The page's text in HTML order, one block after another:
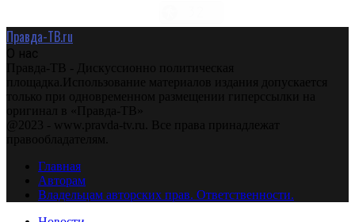
Правда-ТВ.ru
О нас
Правда-ТВ - Дискуссионно политическая
площадка.Использование материалов издания допускается
только при одновременном размещении гиперссылки на
оригинал в «Правда-ТВ»
@2023 - www.pravda-tv.ru. Все права принадлежат
правообладателям.
Главная
Авторам
Владельцам авторских прав. Ответственности.